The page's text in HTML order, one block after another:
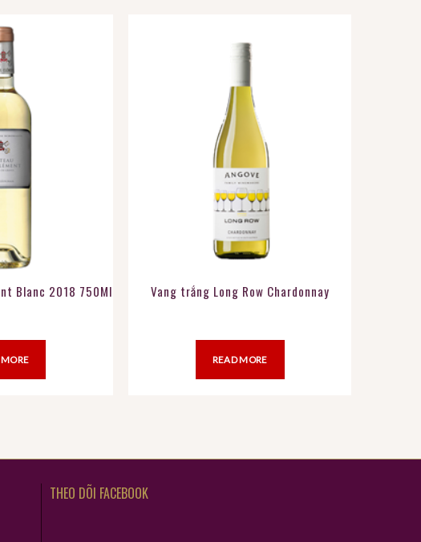
Blanc 2018 750Ml Vang trắng Long Row Chardonnay
READ MORE
THEO DÕI FACEBOOK